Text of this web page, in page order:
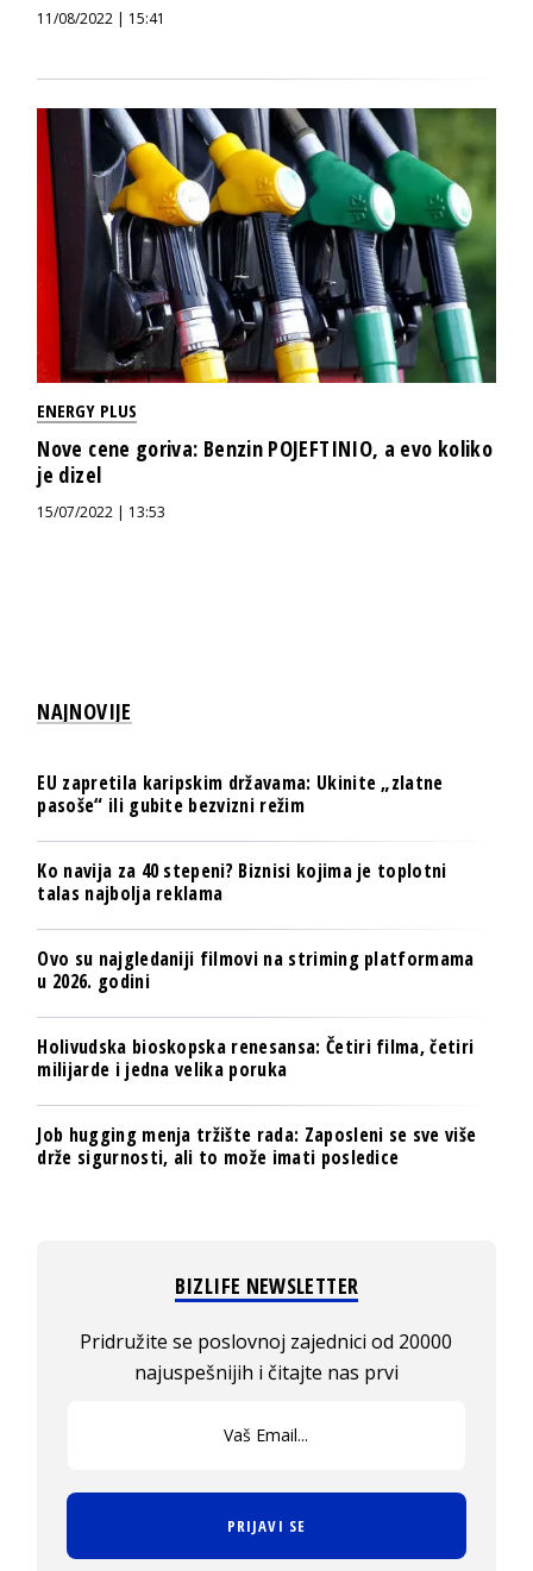
11/08/2022 | 15:41
ENERGY PLUS
Nove cene goriva: Benzin POJEFTINIO, a evo koliko
je dizel
15/07/2022 | 13:53
NAJNOVIJE
EU zapretila karipskim državama: Ukinite „zlatne
pasoše“ ili gubite bezvizni režim
Ko navija za 40 stepeni? Biznisi kojima je toplotni
talas najbolja reklama
Ovo su najgledaniji filmovi na striming platformama
u 2026. godini
Holivudska bioskopska renesansa: Četiri filma, četiri
milijarde i jedna velika poruka
Job hugging menja tržište rada: Zaposleni se sve više
drže sigurnosti, ali to može imati posledice
BIZLIFE NEWSLETTER
Pridružite se poslovnoj zajednici od 20000
najuspešnijih i čitajte nas prvi
PRIJAVI SE